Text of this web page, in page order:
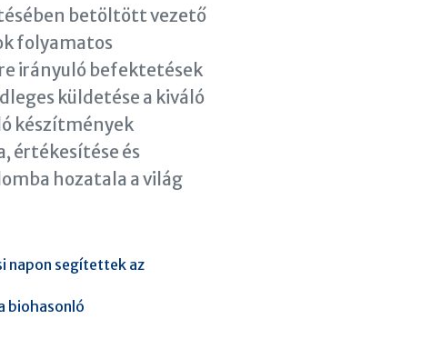
betöltött vezető
folyamatos
irányuló befektetések
küldetése a kiváló
készítmények
értékesítése és
hozatala a világ
napon segítettek az
biohasonló